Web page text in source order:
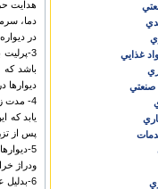
غذايي
در
باشد که
دیوارها
پس از
5-
ودراژ
6-بدلیل عایق بودن دیوارها هزینه عایق کاری دیوارها حذف می گردد.